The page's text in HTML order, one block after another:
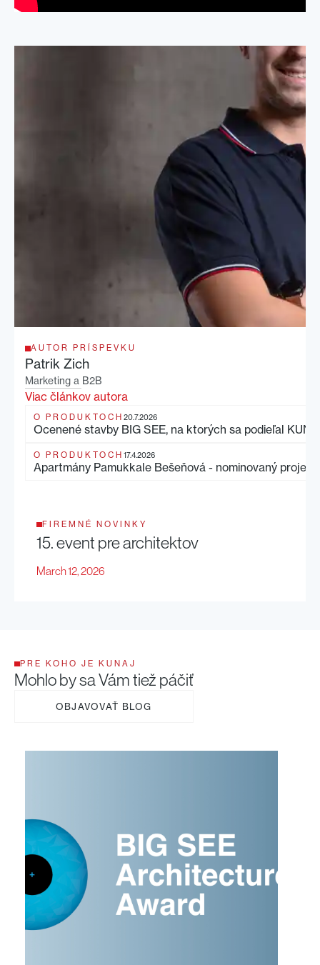
AUTOR PRÍSPEVKU
Patrik Zich
Marketing a B2B
Viac článkov autora
O PRODUKTOCH 20.7.2026
Ocenené stavby BIG SEE, na ktorých sa podieľal
O PRODUKTOCH 17.4.2026
Apartmány Pamukkale Bešeňová - nominovaný
FIREMNÉ NOVINKY
15. event pre architektov
March 12, 2026
PRE KOHO JE KUNAJ
Mohlo by sa Vám tiež páčiť
OBJAVOVAŤ BLOG